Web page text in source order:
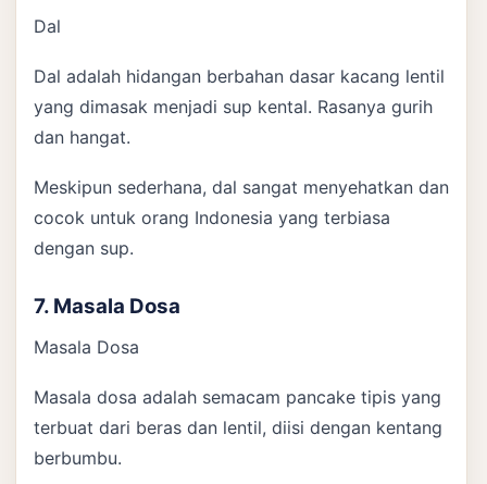
Dal
Dal adalah hidangan berbahan dasar kacang lentil
yang dimasak menjadi sup kental. Rasanya gurih
dan hangat.
Meskipun sederhana, dal sangat menyehatkan dan
cocok untuk orang Indonesia yang terbiasa
dengan sup.
7. Masala Dosa
Masala Dosa
Masala dosa adalah semacam pancake tipis yang
terbuat dari beras dan lentil, diisi dengan kentang
berbumbu.